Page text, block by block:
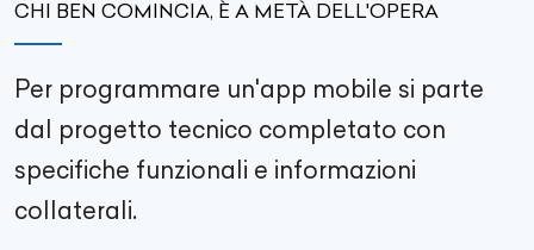
CHI BEN COMINCIA, È A METÀ DELL'OPERA
Per programmare un'app mobile si parte
dal progetto tecnico completato con
specifiche funzionali e informazioni
collaterali.